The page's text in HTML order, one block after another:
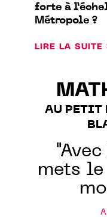
forte à
Métropole ?
LIRE LA SUITE
AU PETIT
mets